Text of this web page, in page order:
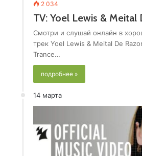
2 034
TV: Yoel Lewis & Meital
Смотри и слушай онлайн в
трек Yoel Lewis & Meital De
Trance…
подробнее »
14 марта